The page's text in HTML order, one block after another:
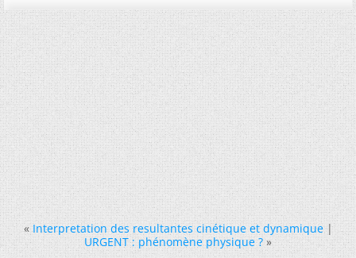
« Interpretation des resultantes cinétique et dynamique|
URGENT : phénomène physique ? »